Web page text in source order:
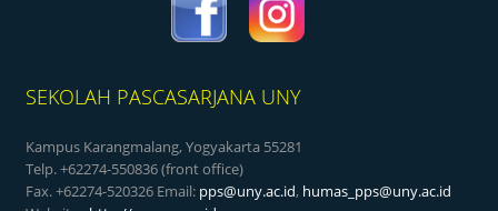
SEKOLAH PASCASARJANA UNY
Kampus Karangmalang, Yogyakarta 55281
Telp. +62274-550836 (front office)
Fax. +62274-520326 Email: pps@uny.ac.id, humas_pps@uny.ac.id